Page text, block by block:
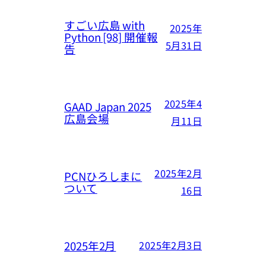
すごい広島 with
Python [98] 開催報
告
2025年
5月31日
GAAD Japan 2025
広島会場
2025年4
月11日
PCNひろしまに
ついて
2025年2月
16日
2025年2月 2025年2月3日